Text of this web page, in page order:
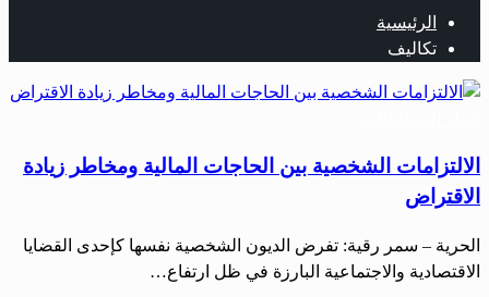
الرئيسية
تكاليف
الالتزامات الشخصية بين الحاجات المالية ومخاطر زيادة
الاقتراض
الحرية – سمر رقية: تفرض الديون الشخصية نفسها كإحدى القضايا
الاقتصادية والاجتماعية البارزة في ظل ارتفاع…